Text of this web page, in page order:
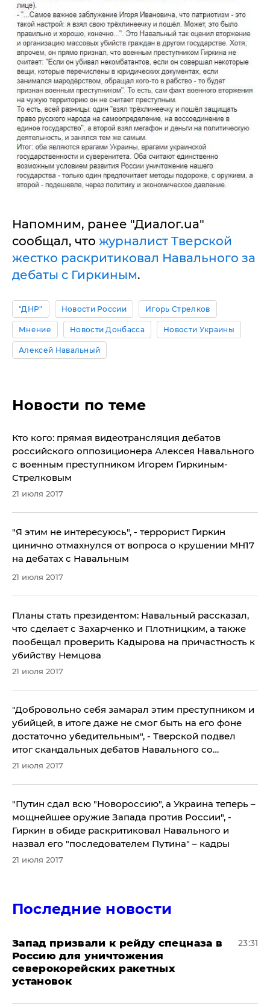
Напомним, ранее "Диалог.ua"
сообщал, что журналист Тверской
жестко раскритиковал Навального за
дебаты с Гиркиным.
"ДНР" Новости России Игорь Стрелков
Мнение Новости Донбасса Новости Украины
Алексей Навальный
Новости по теме
​Кто кого: прямая видеотрансляция дебатов
российского оппозиционера Алексея Навального
с военным преступником Игорем Гиркиным-
Стрелковым
21 июля 2017
​"Я этим не интересуюсь", - террорист Гиркин
цинично отмахнулся от вопроса о крушении МН17
на дебатах с Навальным
21 июля 2017
Планы стать президентом: Навальный рассказал,
что сделает с Захарченко и Плотницким, а также
пообещал проверить Кадырова на причастность к
убийству Немцова
21 июля 2017
"Добровольно себя замарал этим преступником и
убийцей, в итоге даже не смог быть на его фоне
достаточно убедительным", - Тверской подвел
итог скандальных дебатов Навального со
Стрелковым
21 июля 2017
"Путин сдал всю "Новороссию", а Украина теперь –
мощнейшее оружие Запада против России", -
Гиркин в обиде раскритиковал Навального и
назвал его "последователем Путина" – кадры
21 июля 2017
Последние новости
Запад призвали к рейду спецназа в
Россию для уничтожения
северокорейских ракетных
установок
23:31